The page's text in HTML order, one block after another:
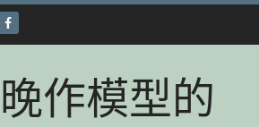
作模型的